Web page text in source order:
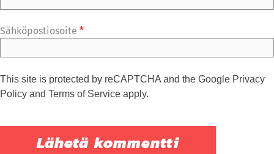
Sähköpostiosoite *
This site is protected by reCAPTCHA and the Google Privacy
Policy and Terms of Service apply.